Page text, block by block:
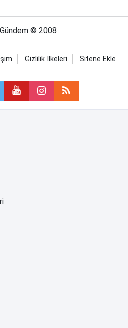
© 2008
Gizlilik İlkeleri Sitene Ekle